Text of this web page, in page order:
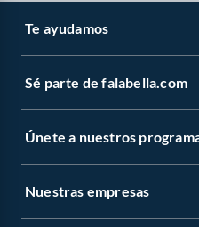
Te ayudamos
Sé parte de falabella.com
Únete a nuestros
Nuestras empresas